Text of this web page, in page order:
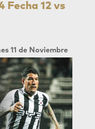
Fecha 12 vs
11 de Noviembre